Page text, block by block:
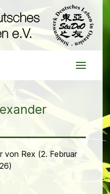
von Rex (2. Februar